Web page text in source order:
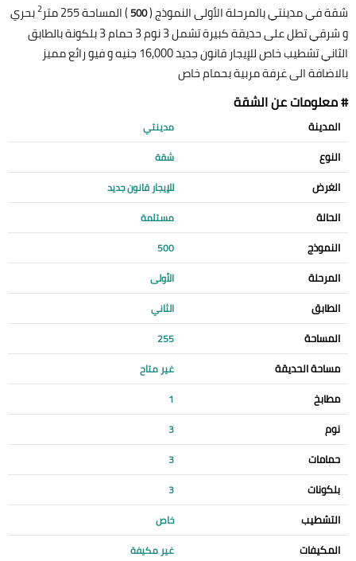
شقة في مدينتي بالمرحلة الأولى النموذج (500) المساحة 255 متر 2بحري
و شرقي تطل على حديقة كبيرة تشمل 3 نوم 3 حمام 3 بلكونة بالطابق
الثاني تشطيب خاص للإيجار قانون جديد 16,000 جنيه و فيو رائع مميز
بالاضافة الى غرفة مربية بحمام خاص
# معلومات عن الشقة
المدينة مدينتي
النوع شقة
الغرض للإيجار قانون جديد
الحالة مستلمة
النموذج 500
المرحلة الأولى
الطابق الثاني
المساحة 255
مساحة الحديقة غير متاح
مطابخ 1
نوم 3
حمامات 3
بلكونات 3
التشطيب خاص
المكيفات غير مكيفة